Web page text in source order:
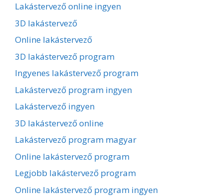
Lakástervező online ingyen
3D lakástervező
Online lakástervező
3D lakástervező program
Ingyenes lakástervező program
Lakástervező program ingyen
Lakástervező ingyen
3D lakástervező online
Lakástervező program magyar
Online lakástervező program
Legjobb lakástervező program
Online lakástervező program ingyen